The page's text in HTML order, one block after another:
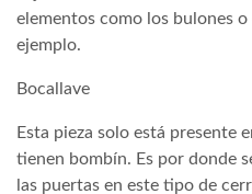
elementos como los bulones
ejemplo.
Bocallave
Esta pieza solo está presente
tienen bombín. Es por donde
las puertas en este tipo de